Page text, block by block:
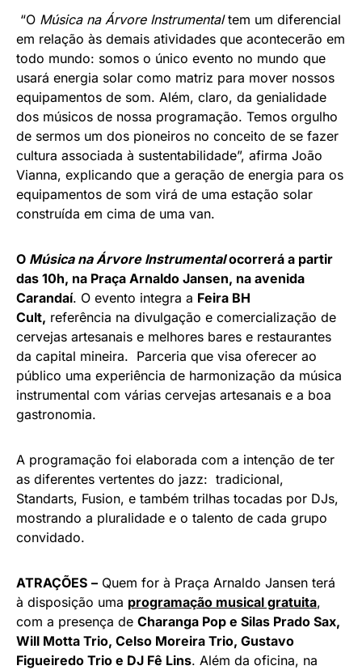
“O Música na Árvore Instrumentaltem um diferencial
em relação às demais atividades que acontecerão em
todo mundo: somos o único evento no mundo que
usará energia solar como matriz para mover nossos
equipamentos de som. Além, claro, da genialidade
dos músicos de nossa programação. Temos orgulho
de sermos um dos pioneiros no conceito de se fazer
cultura associada à sustentabilidade”, afirma João
Vianna, explicando que a geração de energia para os
equipamentos de som virá de uma estação solar
construída em cima de uma van.
O Música na Árvore Instrumentalocorrerá a partir
das 10h, na Praça Arnaldo Jansen, na avenida
Carandaí. O evento integra a Feira BH
Cult, referência na divulgação e comercialização de
cervejas artesanais e melhores bares e restaurantes
da capital mineira. Parceria que visa oferecer ao
público uma experiência de harmonização da música
instrumental com várias cervejas artesanais e a boa
gastronomia.
A programação foi elaborada com a intenção de ter
as diferentes vertentes do jazz: tradicional,
Standarts, Fusion, e também trilhas tocadas por DJs,
mostrando a pluralidade e o talento de cada grupo
convidado.
ATRAÇÕES – Quem for à Praça Arnaldo Jansen terá
à disposição uma programação musical gratuita,
com a presença de Charanga Pop e Silas Prado Sax,
Will Motta Trio, Celso Moreira Trio, Gustavo
Figueiredo Trio e DJ Fê Lins. Além da oficina, na